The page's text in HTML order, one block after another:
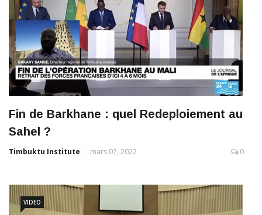
Fin de Barkhane : quel Redeploiement au
Sahel ?
Timbuktu Institute mars 07, 2022 0
VIDEO